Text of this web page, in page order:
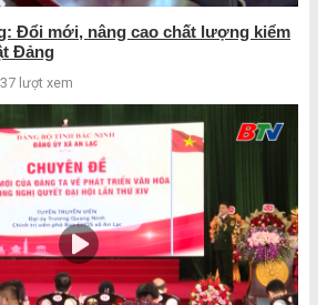
Đổi mới, nâng cao chất lượng kiểm
Đảng
lượt xem